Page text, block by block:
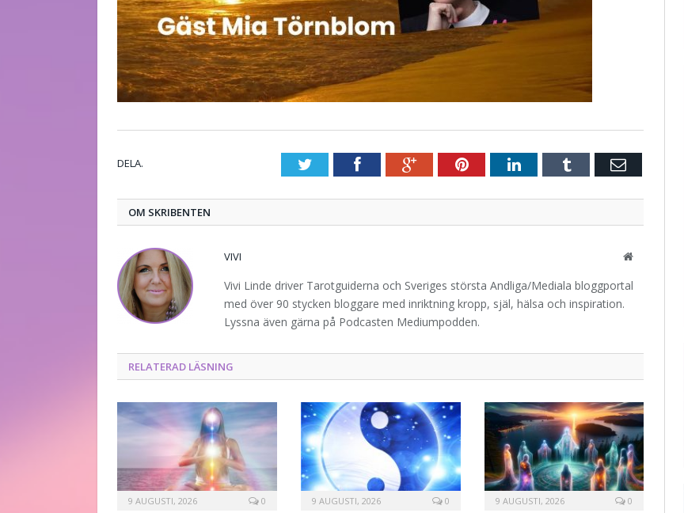
DELA. TwitterFacebookGoogle+PinterestLinkedInTumblr E-
OM SKRIBENTEN
VIVI Website
Vivi Linde driver Tarotguiderna och Sveriges största Andliga/Mediala bloggportal
med över 90 stycken bloggare med inriktning kropp, själ, hälsa och inspiration.
Lyssna även gärna på Podcasten Mediumpodden.
RELATERAD LÄSNING
9 AUGUSTI, 2026 0 9 AUGUSTI, 2026 0 9 AUGUSTI, 2026 0